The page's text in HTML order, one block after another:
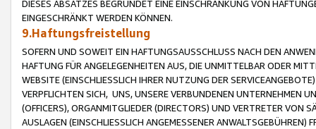
DIESES ABSATZES BEGRÜNDET EINE EINSCHRÄNKUNG VON
EINGESCHRÄNKT WERDEN KÖNNEN.
9.Haftungsfreistellung
SOFERN UND SOWEIT EIN HAFTUNGSAUSSCHLUSS NACH DEN
HAFTUNG FÜR ANGELEGENHEITEN AUS, DIE UNMITTELBAR ODER
WEBSITE (EINSCHLIESSLICH IHRER NUTZUNG DER
VERPFLICHTEN SICH, UNS, UNSERE VERBUNDENEN UNTERNEHMEN
(OFFICERS), ORGANMITGLIEDER (DIRECTORS) UND VERTRETER VON
AUSLAGEN (EINSCHLIESSLICH ANGEMESSENER